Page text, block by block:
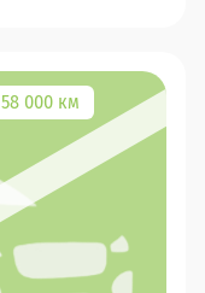
58 000 км